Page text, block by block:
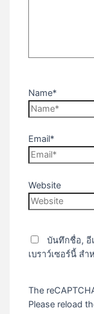
Name*
Email*
Website
บันทึกชื่อ, อี
เบราว์เซอร์นี้ ส
The
Please reload